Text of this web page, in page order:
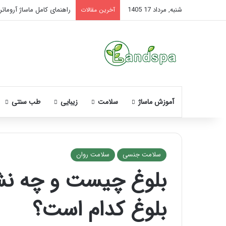
شنبه, مرداد 17 1405 آخرین مقالات راهنمای کامل ماساژ
آموزش ماساژ سلامت زیبایی طب سنتی
سلامت جنسی سلامت روان
بلوغ چیست و چه
بلوغ کدام است؟
نحوه
بعد